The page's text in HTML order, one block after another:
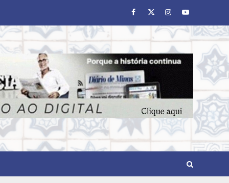
Facebook
TwitterInstagram
Youtube